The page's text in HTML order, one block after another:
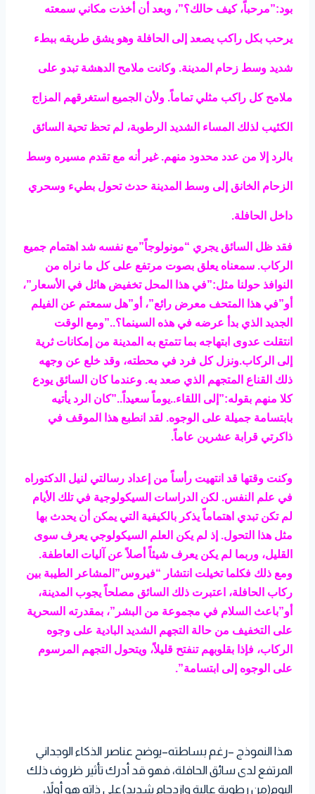
بود:”مرحباً، كيف حالك؟”، وبعد أن أخذت مكاني سمعته
يرحب بكل راكب يصعد إلى الحافلة وهو يشق طريقه ببطء
شديد وسط زحام المدينة. وكانت ملامح الدهشة تبدو على
ملامح كل راكب مثلي تماماً. ولأن الجميع استغرقهم المزاج
الكئيب لذلك المساء الشديد الرطوبة، لم تحظ تحية السائق
بالرد إلا من عدد محدود منهم. غير أنه مع تقدم مسيره وسط
الزحام الخانق إلى وسط المدينة حدث تحول بطيء وسحري
داخل الحافلة.
فقد ظل السائق يجري “مونولوجاً”مع نفسه شد اهتمام جميع
الركاب. سمعناه يعلق بصوت مرتفع على كل ما نراه من
النوافذ حولنا مثل:”في هذا المحل تخفيض هائل في الأسعار”،
أو”في هذا المتحف معرض رائع”، أو”هل سمعتم عن الفيلم
الجديد الذي بدأ عرضه في هذه السينما؟..”ومع الوقت
انتقلت عدوى ابتهاجه بما تتمتع به المدينة من إمكانات ثرية
إلى الركاب.ونزل كل فرد في محطته، وقد خلع عن وجهه
ذلك القناع المتجهم الذي صعد به. وعندما كان السائق يودع
كلا منهم بقوله:”إلى اللقاء..يوماً سعيداً..”كان الرد يأتيه
بابتسامة جميلة على الوجوه. لقد انطبع هذا الموقف في
ذاكرتي قرابة عشرين عاماً.
وكنت وقتها قد انتهيت رأساً من إعداد رسالتي لنيل الدكتوراه
في علم النفس. لكن الدراسات السيكولوجية في تلك الأيام
لم تكن تبدي اهتماماً يذكر بالكيفية التي يمكن أن يحدث بها
مثل هذا التحول. إذ لم يكن العلم السيكولوجي يعرف سوى
القليل، وربما لم يكن يعرف شيئاً أصلاً عن آليات العاطفة.
ومع ذلك فكلما تخيلت انتشار “فيروس”المشاعر الطيبة بين
ركاب الحافلة، اعتبرت ذلك السائق مصلحاً يجوب المدينة،
أو”باعث السلام في مجموعة من البشر”، بمقدرته السحرية
على التخفيف من حالة التجهم الشديد البادية على وجوه
الركاب، فإذا بقلوبهم تنفتح قليلاً، ويتحول التجهم المرسوم
على الوجوه إلى ابتسامة”.
هذا النموذج –رغم بساطته–يوضح عناصر الذكاء الوجداني
المرتفع لدى سائق الحافلة، فهو قد أدرك تأثير ظروف ذلك
اليوم(من رطوبة عالية وازدحام شديد)على ذاته هو أولاً،